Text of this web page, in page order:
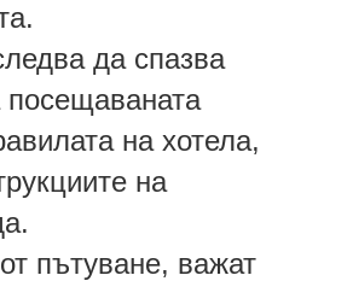
да спазва
посещаваната
на хотела,
на
пътуване, важат